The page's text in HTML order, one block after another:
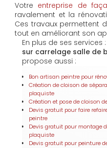
Votre entreprise de
ravalement et la
Ces travaux permettent
tout en améliorant son
En plus de ses services :
sur carrelage salle de
propose aussi :
Bon artisan peintre pour
Création de cloison de
plaquiste
Création et pose de cloison
Devis gratuit pour faire
peintre
Devis gratuit pour montage
plaquiste
Devis gratuit pour peinture